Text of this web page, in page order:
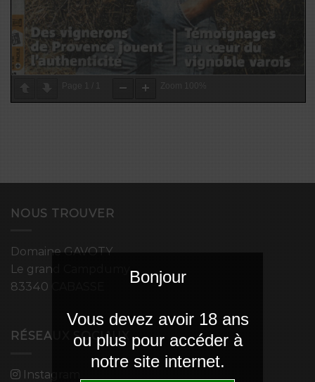
Page 1 / 1 Zoom 100%
NOUS TROUVER
Domaine GAVOTY
Le grand Campdumy
83340 CABASSE
RÉSEAUX SOCIAUX
Instagram
Bonjour
Vous devez avoir 18 ans
ou plus pour accéder à
notre site internet.